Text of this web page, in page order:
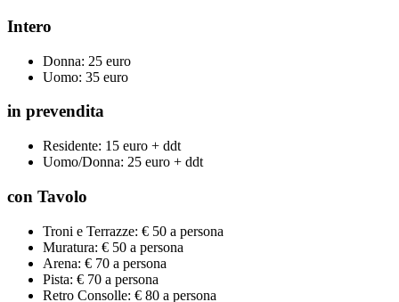
Intero
Donna: 25 euro
Uomo: 35 euro
in prevendita
Residente: 15 euro + ddt
Uomo/Donna: 25 euro + ddt
con Tavolo
Troni e Terrazze: € 50 a persona
Muratura: € 50 a persona
Arena: € 70 a persona
Pista: € 70 a persona
Retro Consolle: € 80 a persona